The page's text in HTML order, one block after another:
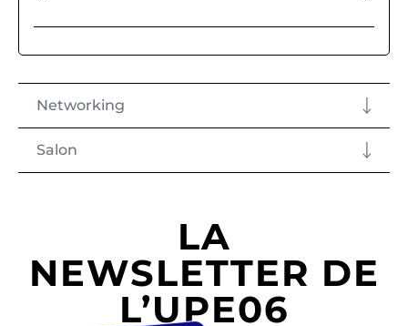
Networking
Salon
LA
NEWSLETTER DE
L’UPE06